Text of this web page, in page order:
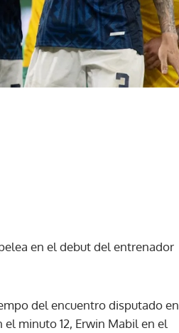
en el debut del entrenador
del encuentro disputado en
minuto 12, Erwin Mabil en el